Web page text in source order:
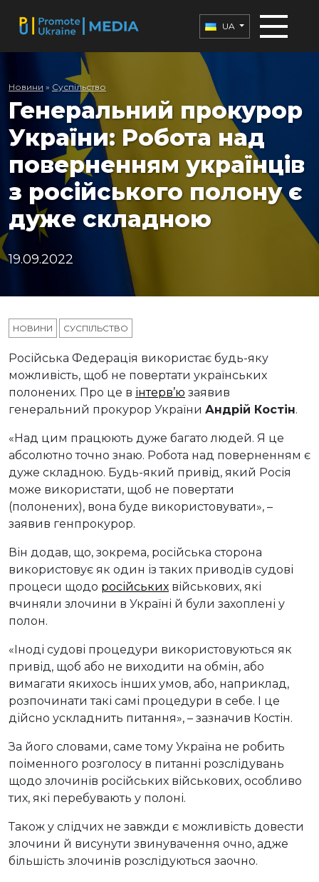
UA
Новини » Суспільство
Генеральний прокурор
України: Робота над
поверненням українців
з російського полону є
дуже складною
19.09.2022
НОВИНИ СУСПІЛЬСТВО
Російська Федерація використає будь-яку
можливість, щоб не повертати українських
полонених. Про це в інтерв’ю заявив
генеральний прокурор України Андрій Костін.
«Над цим працюють дуже багато людей. Я це
абсолютно точно знаю. Робота над поверненням є
дуже складною. Будь-який привід, який Росія
може використати, щоб не повертати
(полонених), вона буде використовувати», –
заявив генпрокурор.
Він додав, що, зокрема, російська сторона
використовує як один із таких приводів судові
процеси щодо російських військових, які
вчиняли злочини в Україні й були захоплені у
полон.
«Іноді судові процедури використовуються як
привід, щоб або не виходити на обмін, або
вимагати якихось інших умов, або, наприклад,
розпочинати такі самі процедури в себе. І це
дійсно ускладнить питання», – зазначив Костін.
За його словами, саме тому Україна не робить
поіменного розголосу в питанні розслідувань
щодо злочинів російських військових, особливо
тих, які перебувають у полоні.
Також у слідчих не завжди є можливість довести
злочини й висунути звинувачення очно, адже
більшість злочинів розслідуються заочно.